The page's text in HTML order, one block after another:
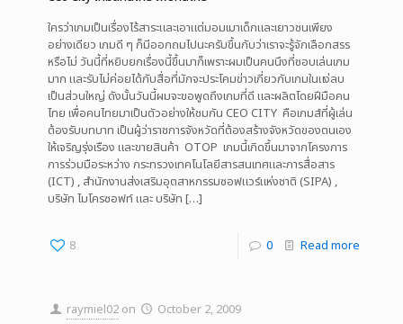
ใครว่าเกมเป็นเรื่องไร้สาระและเอาแต่มอมเมาเด็กและเยาวชนเพียง
อย่างเดียว เกมดี ๆ ก็มีออกถมไปนะครับขึ้นกับว่าเราจะรู้จักเลือกสรร
หรือไม่ วันนี้ที่หยิบยกเรื่องนี้ขึ้นมาก็เพราะผมเป็นคนนึงที่ชอบเล่นเกม
มาก และรับไม่ค่อยได้กับสื่อที่มักจะประโคมข่าวเกี่ยวกับเกมในแง่ลบ
เป็นส่วนใหญ่ ดังนั้นวันนี้ผมจะขอพูดถึงเกมที่ดี และผลิตโดยฝีมือคน
ไทย เพื่อคนไทยมาเป็นตัวอย่างให้ชมกัน CEO CITY คือเกมส์ที่ผู้เล่น
ต้องรับบทบาท เป็นผู้ว่าราชการจังหวัดที่ต้องสร้างจังหวัดของตนเอง
ให้เจริญรุ่งเรือง และขายสินค้า OTOP เกมนี้เกิดขึ้นมาจากโครงการ
การร่วมมือระหว่าง กระทรวงเทคโนโลยีสารสนเทศและการสื่อสาร
(ICT) , สำนักงานส่งเสริมอุตสาหกรรมซอฟแวร์แห่งชาติ (SIPA) ,
บริษัท ไมโครซอฟท์ และ บริษัท […]
8 0 Read more
raymiel02 on October 2, 2009